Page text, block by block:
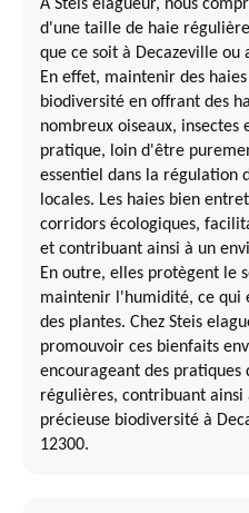
À Steis elagueur, nous
d'une taille de haie
que ce soit à Decazeville ou
En effet, maintenir des
biodiversité en offrant des
nombreux oiseaux,
pratique, loin d'être
essentiel dans la régulation
locales. Les haies bien
corridors écologiques,
et contribuant ainsi à un
En outre, elles protègent le
maintenir l'humidité, ce qui
des plantes. Chez Steis
promouvoir ces bienfaits
encourageant des pratiques
régulières, contribuant
précieuse biodiversité à
12300.